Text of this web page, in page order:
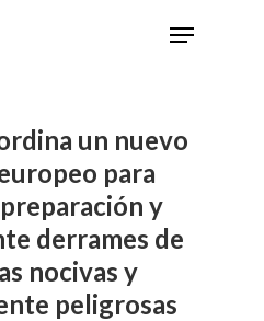
ESC to closeun nuevo
para
y
derrames de
nocivas y
peligrosas